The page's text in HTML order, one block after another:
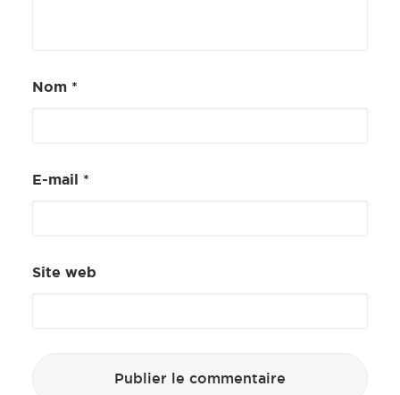
Nom *
E-mail *
Site web